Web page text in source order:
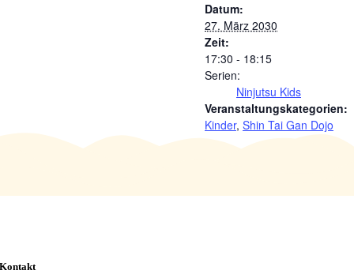
Datum:
27. März 2030
Zeit:
17:30 - 18:15
Serien:
Ninjutsu Kids
Veranstaltungskategorien:
Kinder, Shin Tai Gan Dojo
Kontakt